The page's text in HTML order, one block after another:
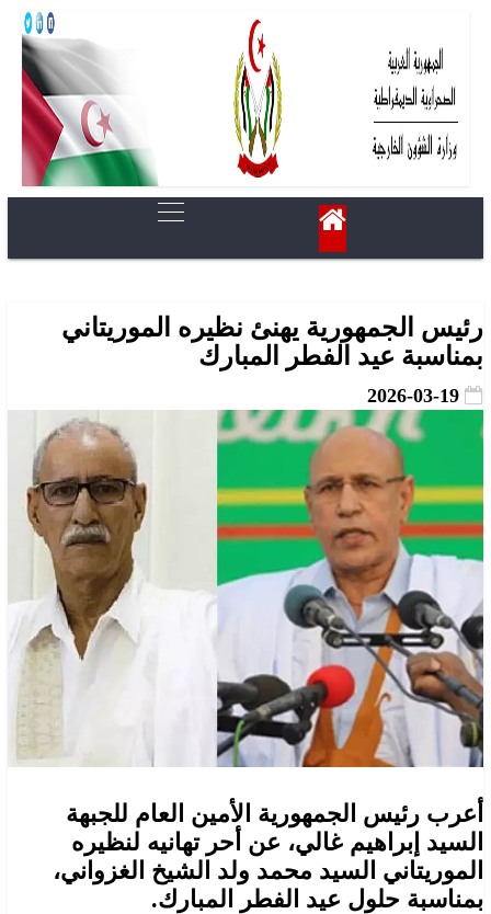
رئيس الجمهورية يهنئ نظيره الموريتاني
بمناسبة عيد الفطر المبارك
2026-03-19
أعرب رئيس الجمهورية الأمين العام للجبهة
السيد إبراهيم غالي، عن أحر تهانيه لنظيره
الموريتاني السيد محمد ولد الشيخ الغزواني،
بمناسبة حلول عيد الفطر المبارك.